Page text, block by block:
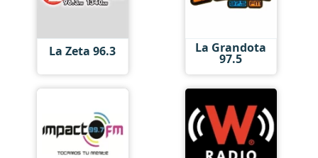
La Zeta 96.3 La Grandota
97.5